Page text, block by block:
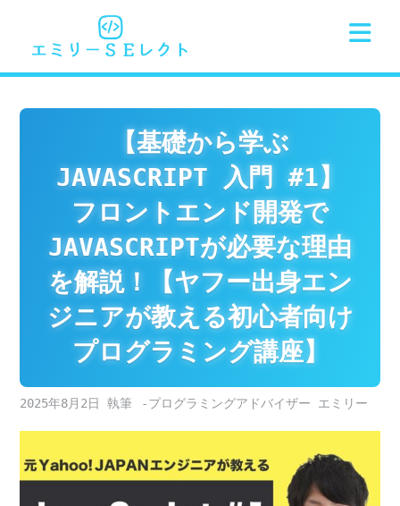
content
【基礎から学ぶ
JAVASCRIPT 入門 #1】
フロントエンド開発で
JAVASCRIPTが必要な理由
を解説！【ヤフー出身エン
ジニアが教える初心者向け
プログラミング講座】
2025年8月2日 -プログラミングアドバイザー エミリー